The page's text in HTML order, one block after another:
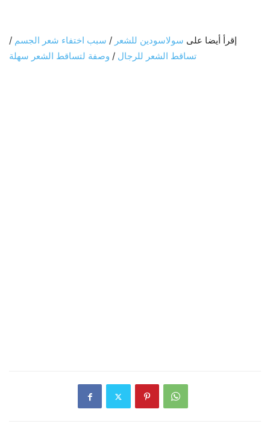
إقرأ أيضا على سولاسودين للشعر / سبب اختفاء شعر الجسم /
تساقط الشعر للرجال / وصفة لتساقط الشعر سهلة